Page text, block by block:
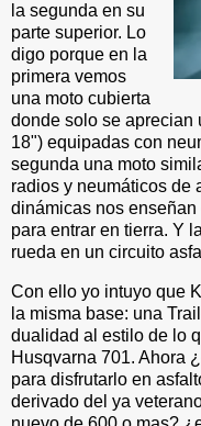
la segunda en su
parte superior. Lo
digo porque en la
primera vemos
una moto cubierta
donde solo se aprecian
18") equipadas con
segunda una moto
radios y neumáticos de
dinámicas nos
para entrar en tierra. Y
rueda en un circuito
Con ello yo intuyo que
la misma base: una
dualidad al estilo de lo
Husqvarna 701. Ahora
para disfrutarlo en
derivado del ya